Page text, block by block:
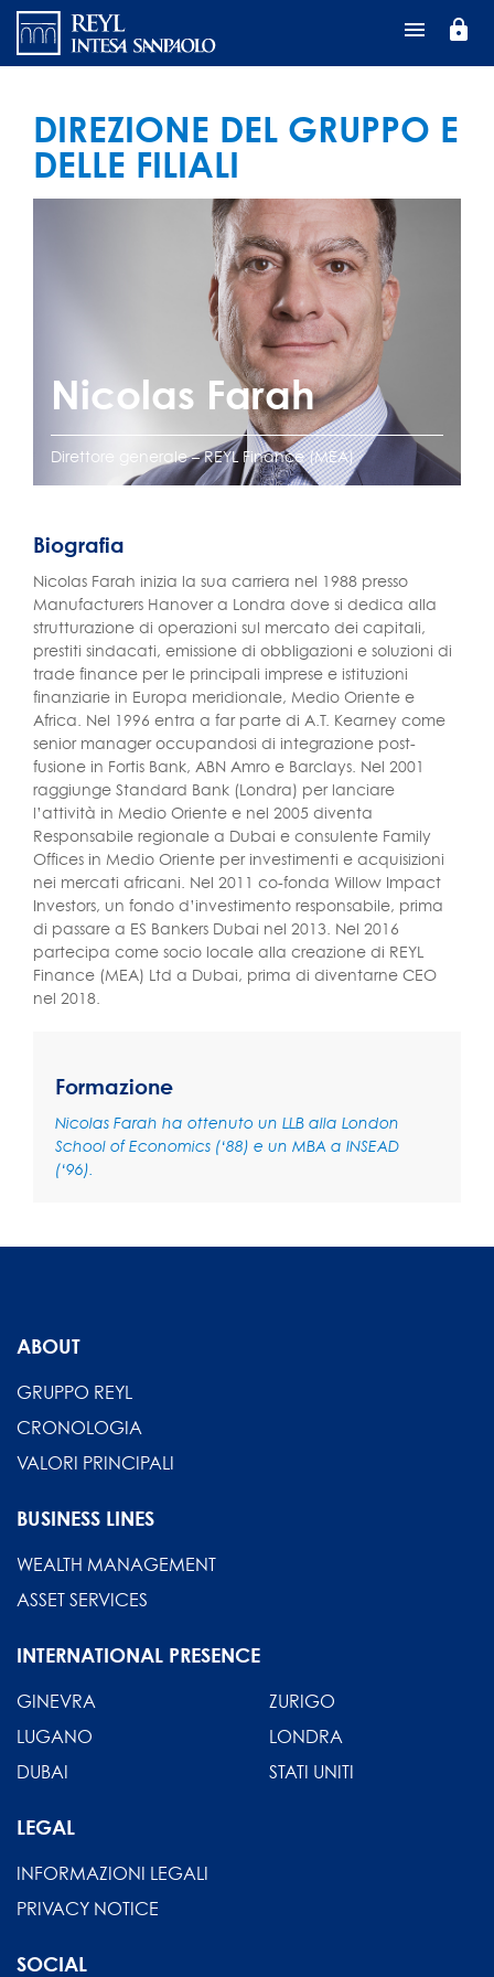
Salta
contenuto
lock
DIREZIONE DEL GRUPPO E
DELLE FILIALI
Nicolas Farah
Direttore generale – REYL Finance (MEA)
Biografia
Nicolas Farah inizia la sua carriera nel 1988 presso
Manufacturers Hanover a Londra dove si dedica alla
strutturazione di operazioni sul mercato dei capitali,
prestiti sindacati, emissione di obbligazioni e soluzioni di
trade finance per le principali imprese e istituzioni
finanziarie in Europa meridionale, Medio Oriente e
Africa. Nel 1996 entra a far parte di A.T. Kearney come
senior manager occupandosi di integrazione post-
fusione in Fortis Bank, ABN Amro e Barclays. Nel 2001
raggiunge Standard Bank (Londra) per lanciare
l’attività in Medio Oriente e nel 2005 diventa
Responsabile regionale a Dubai e consulente Family
Offices in Medio Oriente per investimenti e acquisizioni
nei mercati africani. Nel 2011 co-fonda Willow Impact
Investors, un fondo d’investimento responsabile, prima
di passare a ES Bankers Dubai nel 2013. Nel 2016
partecipa come socio locale alla creazione di REYL
Finance (MEA) Ltd a Dubai, prima di diventarne CEO
nel 2018.
Formazione
Nicolas Farah ha ottenuto un LLB alla London
School of Economics (‘88) e un MBA a INSEAD
(‘96).
ABOUT
GRUPPO REYL
CRONOLOGIA
VALORI PRINCIPALI
BUSINESS LINES
WEALTH MANAGEMENT
ASSET SERVICES
INTERNATIONAL PRESENCE
GINEVRA
ZURIGO
LUGANO
LONDRA
DUBAI
STATI UNITI
LEGAL
INFORMAZIONI LEGALI
PRIVACY NOTICE
SOCIAL